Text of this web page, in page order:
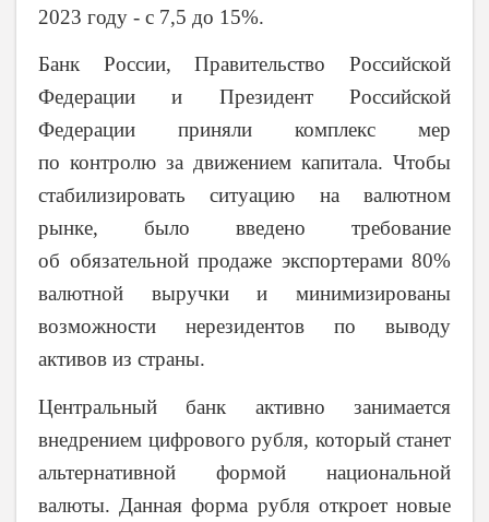
2023 году - с 7,5 до 15%.
Банк России, Правительство Российской
Федерации и Президент Российской
Федерации приняли комплекс мер
по контролю за движением капитала. Чтобы
стабилизировать ситуацию на валютном
рынке, было введено требование
об обязательной продаже экспортерами 80%
валютной выручки и минимизированы
возможности нерезидентов по выводу
активов из страны.
Центральный банк активно занимается
внедрением цифрового рубля, который станет
альтернативной формой национальной
валюты. Данная форма рубля откроет новые